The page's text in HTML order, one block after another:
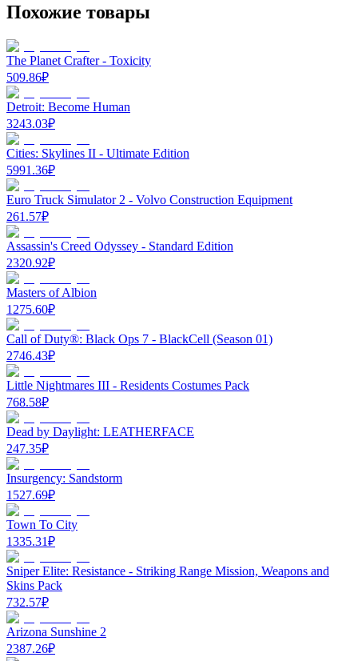
Похожие товары
The Planet Crafter - Toxicity
509.86₽
Detroit: Become Human
3243.03₽
Cities: Skylines II - Ultimate Edition
5991.36₽
Euro Truck Simulator 2 - Volvo Construction Equipment
261.57₽
Assassin's Creed Odyssey - Standard Edition
2320.92₽
Masters of Albion
1275.60₽
Call of Duty®: Black Ops 7 - BlackCell (Season 01)
2746.43₽
Little Nightmares III - Residents Costumes Pack
768.58₽
Dead by Daylight: LEATHERFACE
247.35₽
Insurgency: Sandstorm
1527.69₽
Town To City
1335.31₽
Sniper Elite: Resistance - Striking Range Mission, Weapons and
Skins Pack
732.57₽
Arizona Sunshine 2
2387.26₽